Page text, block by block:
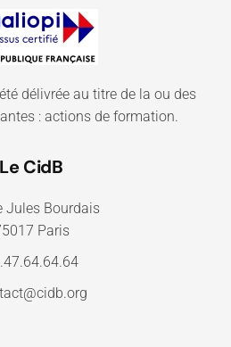
délivrée au titre de la ou des
: actions de formation.
Le CidB
Jules Bourdais
Paris